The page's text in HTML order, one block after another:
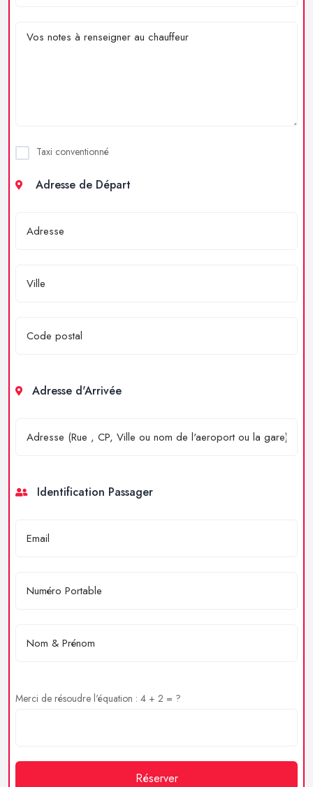
Taxi conventionné
Adresse de Départ
Adresse d'Arrivée
Identification Passager
Merci de résoudre l'équation : 4 + 2 = ?
Réserver